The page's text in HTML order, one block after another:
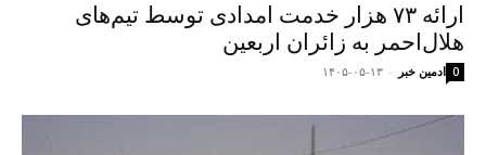
ارائه ۷۳ هزار خدمت امدادی توسط تیم‌های
هلال‌احمر به زائران اربعین
ادمین خبر - ۱۴۰۵-۰۵-۱۳ 0